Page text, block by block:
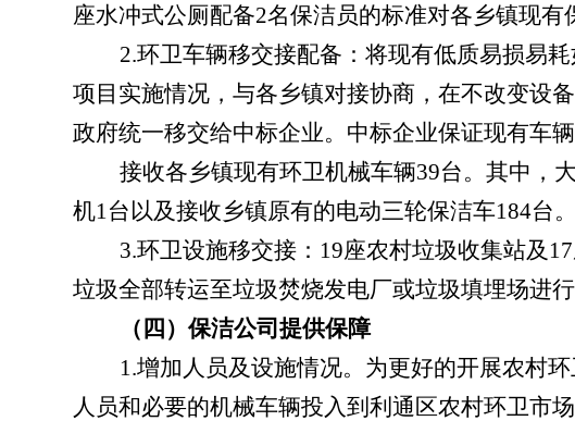
座水冲式公厕配备2名保洁员的标准对各乡镇现有
2.环卫车辆移交接配备：将现有低质易损易
项目实施情况，与各乡镇对接协商，在不改变设
政府统一移交给中标企业。中标企业保证现有车
接收各乡镇现有环卫机械车辆39台。其中，
机1台以及接收乡镇原有的电动三轮保洁车184台。
3.环卫设施移交接： 19座农村垃圾收集站及 17
垃圾全部转运至垃圾焚烧发电厂或垃圾填埋场进行
（四）保洁公司提供保障
1.增加人员及设施情况。 为更好的开展农村
人员和必要的机械车辆投入到利通区农村环卫市